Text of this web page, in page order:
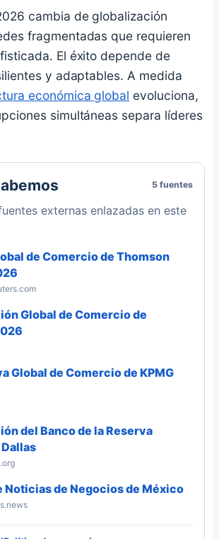
cambia de globalización
fragmentadas que requieren
El éxito depende de
y adaptables. A medida
económica global evoluciona,
simultáneas separa líderes
5 fuentes
externas enlazadas en este
de Comercio de Thomson
Global de Comercio de
Global de Comercio de KPMG
del Banco de la Reserva
Noticias de Negocios de México